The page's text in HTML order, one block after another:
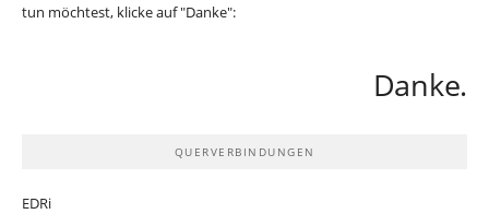
tun möchtest, klicke auf "Danke":
Danke.
QUERVERBINDUNGEN
EDRi